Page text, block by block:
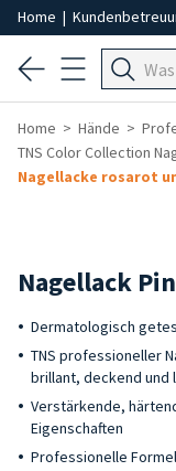
Home |
Home Hände
TNS Color Collection
Nagellacke rosarot
Nagellack
Dermatologisch
TNS professioneller
brillant, deckend und
Verstärkende,
Eigenschaften
Professionelle